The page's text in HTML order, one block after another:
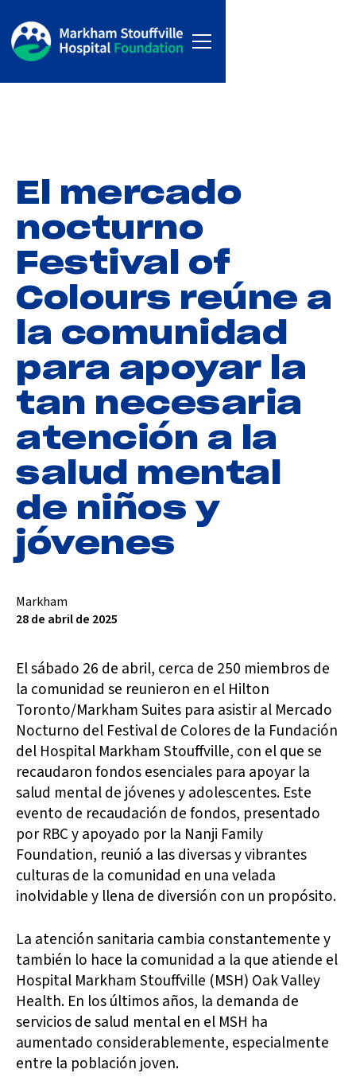
El mercado
nocturno
Festival of
Colours reúne a
la comunidad
para apoyar la
tan necesaria
atención a la
salud mental
de niños y
jóvenes
Markham
28 de abril de 2025
El sábado 26 de abril, cerca de 250 miembros de
la comunidad se reunieron en el Hilton
Toronto/Markham Suites para asistir al Mercado
Nocturno del Festival de Colores de la Fundación
del Hospital Markham Stouffville, con el que se
recaudaron fondos esenciales para apoyar la
salud mental de jóvenes y adolescentes. Este
evento de recaudación de fondos, presentado
por RBC y apoyado por la Nanji Family
Foundation, reunió a las diversas y vibrantes
culturas de la comunidad en una velada
inolvidable y llena de diversión con un propósito.
La atención sanitaria cambia constantemente y
también lo hace la comunidad a la que atiende el
Hospital Markham Stouffville (MSH) Oak Valley
Health. En los últimos años, la demanda de
servicios de salud mental en el MSH ha
aumentado considerablemente, especialmente
entre la población joven.